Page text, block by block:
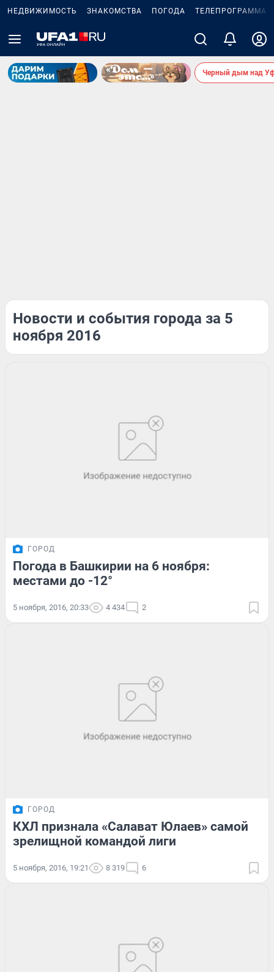
НЕДВИЖИМОСТЬ ЗНАКОМСТВА ПОГОДА ТЕЛЕПРОГРАММА
Черный дым над
Новости и события города за 5
ноября 2016
ГОРОД
Погода в Башкирии на 6 ноября:
местами до -12°
5 ноября, 2016, 20:33 4 434 2
ГОРОД
КХЛ признала «Салават Юлаев» самой
зрелищной командой лиги
5 ноября, 2016, 19:21 8 319 6